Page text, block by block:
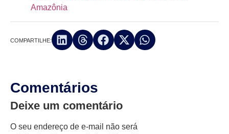
Amazônia
COMPARTILHE:
Comentários
Deixe um comentário
O seu endereço de e-mail não será